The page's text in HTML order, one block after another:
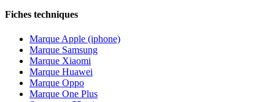
Fiches techniques
Marque Apple (iphone)
Marque Samsung
Marque Xiaomi
Marque Huawei
Marque Oppo
Marque One Plus